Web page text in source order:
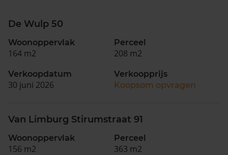
De Wulp 50
Woonoppervlak
164 m2
Perceel
208 m2
Verkoopdatum
30 juni 2026
Verkoopprijs
Koopsom opvragen
Van Limburg Stirumstraat 91
Woonoppervlak
156 m2
Perceel
363 m2